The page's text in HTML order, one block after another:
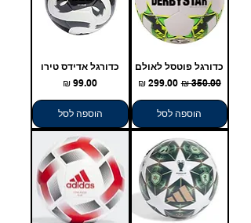
כדורגל פוטסל לאולם
מחיר רגיל‏350.00 ‏₪ מחיר מבצע‏299.00 ‏₪
הוספה לסל
כדורגל אדידס טירו
מחיר
הוספה לסל